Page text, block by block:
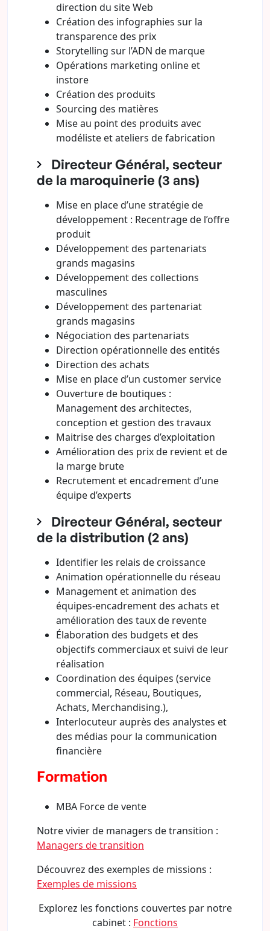
direction du site Web
Création des infographies sur la
transparence des prix
Storytelling sur l’ADN de marque
Opérations marketing online et
instore
Création des produits
Sourcing des matières
Mise au point des produits avec
modéliste et ateliers de fabrication
Directeur Général, secteur
de la maroquinerie (3 ans)
Mise en place d’une stratégie de
développement : Recentrage de l’offre
produit
Développement des partenariats
grands magasins
Développement des collections
masculines
Développement des partenariat
grands magasins
Négociation des partenariats
Direction opérationnelle des entités
Direction des achats
Mise en place d’un customer service
Ouverture de boutiques :
Management des architectes,
conception et gestion des travaux
Maitrise des charges d’exploitation
Amélioration des prix de revient et de
la marge brute
Recrutement et encadrement d’une
équipe d’experts
Directeur Général, secteur
de la distribution (2 ans)
Identifier les relais de croissance
Animation opérationnelle du réseau
Management et animation des
équipes-encadrement des achats et
amélioration des taux de revente
Élaboration des budgets et des
objectifs commerciaux et suivi de leur
réalisation
Coordination des équipes (service
commercial, Réseau, Boutiques,
Achats, Merchandising.),
Interlocuteur auprès des analystes et
des médias pour la communication
financière
Formation
MBA Force de vente
Notre vivier de managers de transition :
Managers de transition
Découvrez des exemples de missions :
Exemples de missions
Explorez les fonctions couvertes par notre
cabinet : Fonctions